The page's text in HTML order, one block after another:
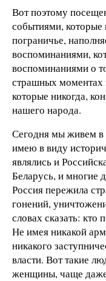
Вот поэтому
событиями, которые
пограничье,
воспоминаниями,
воспоминаниями о
страшных моментах
которые никогда,
нашего народа.
Сегодня мы живем
имею в виду
являлись и
Беларусь, и многие
Россия пережила
гонений,
словах сказать:
Не имея никакой
никакого
власти. Вот такие
женщины, чаще даже